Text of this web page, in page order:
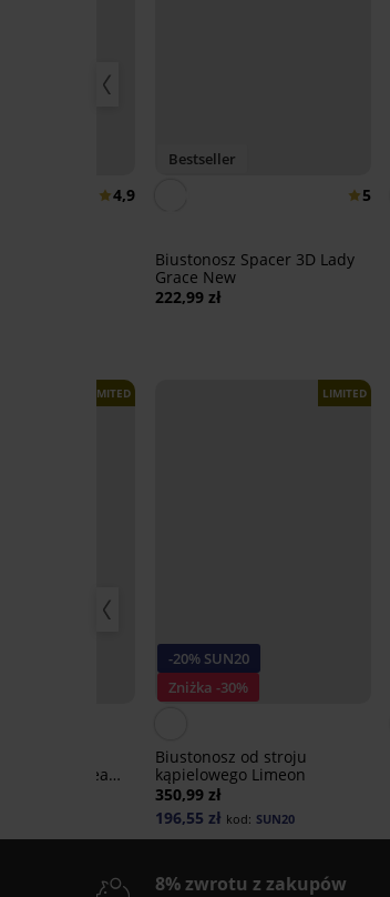
4,9
Bestseller
5
Biustonosz Spacer 3D Lady
Grace New
222,99 zł
LIMITED
Apricot Dream
-20% SUN20
Zniżka -30%
LIMITED
Biustonosz od stroju
kąpielowego Limeon
350,99 zł
196,55 zł kod: SUN20
8% zwrotu z zakupów